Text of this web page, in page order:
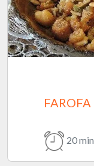
20 min